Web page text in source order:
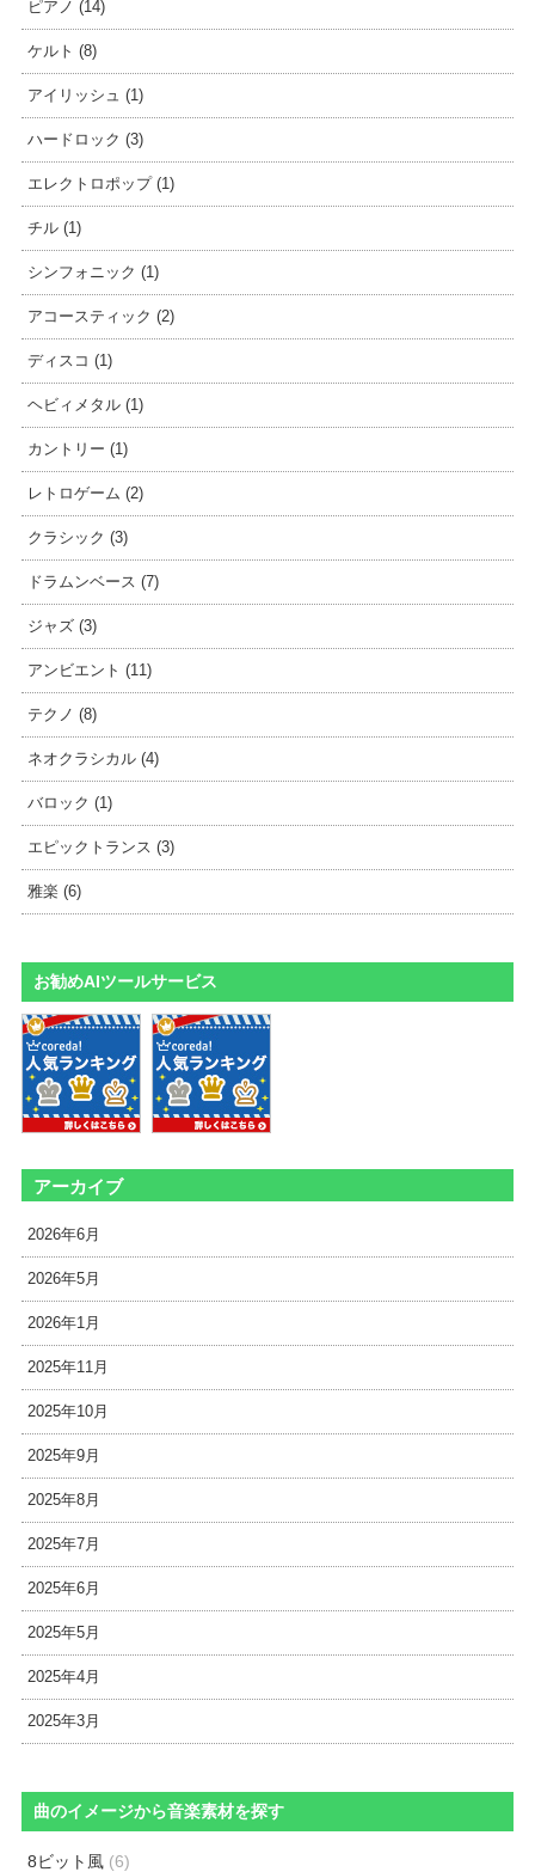
ピアノ (14)
ケルト (8)
アイリッシュ (1)
ハードロック (3)
エレクトロポップ (1)
チル (1)
シンフォニック (1)
アコースティック (2)
ディスコ (1)
ヘビィメタル (1)
カントリー (1)
レトロゲーム (2)
クラシック (3)
ドラムンベース (7)
ジャズ (3)
アンビエント (11)
テクノ (8)
ネオクラシカル (4)
バロック (1)
エピックトランス (3)
雅楽 (6)
お勧めAIツールサービス
アーカイブ
2026年6月
2026年5月
2026年1月
2025年11月
2025年10月
2025年9月
2025年8月
2025年7月
2025年6月
2025年5月
2025年4月
2025年3月
曲のイメージから音楽素材を探す
8ビット風 (6)